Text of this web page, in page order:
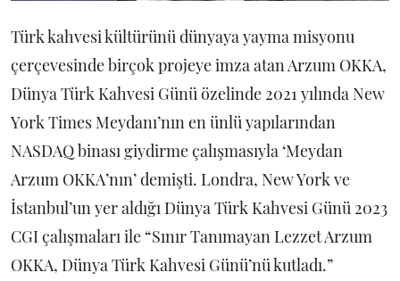
Türk kahvesi kültürünü dünyaya yayma misyonu
çerçevesinde birçok projeye imza atan Arzum OKKA,
Dünya Türk Kahvesi Günü özelinde 2021 yılında New
York Times Meydanı’nın en ünlü yapılarından
NASDAQ binası giydirme çalışmasıyla ‘Meydan
Arzum OKKA’nın’ demişti. Londra, New York ve
İstanbul’un yer aldığı Dünya Türk Kahvesi Günü 2023
CGI çalışmaları ile “Sınır Tanımayan Lezzet Arzum
OKKA, Dünya Türk Kahvesi Günü’nü kutladı.”